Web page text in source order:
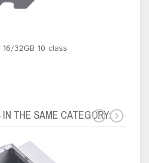
32GB 10 class
THE SAME CATEGORY: